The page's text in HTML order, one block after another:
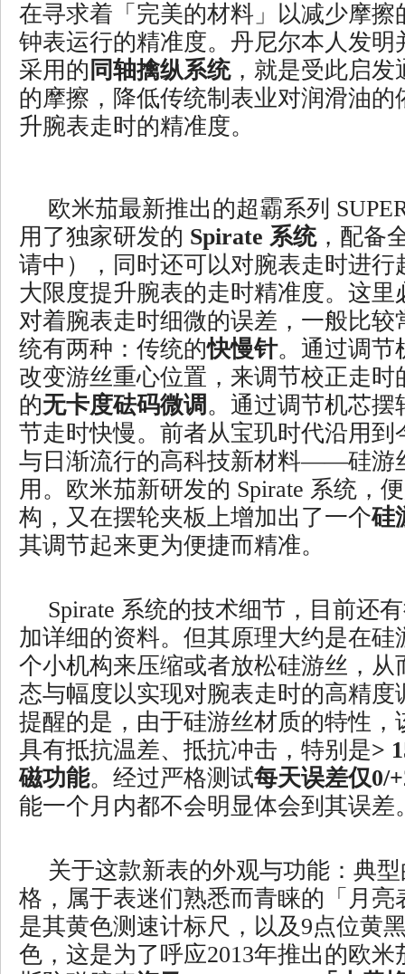
在寻求着「完美的材料」以减少摩擦
钟表运行的精准度。丹尼尔本人发明
采用的 同轴擒纵系统，就是受此启发
的摩擦，降低传统制表业对润滑油的
升腕表走时的精准度。
欧米茄最新推出的超霸系列
用了独家研发的 Spirate 系统，配备
请中），同时还可以对腕表走时进行
大限度提升腕表的走时精准度。这里
对着腕表走时细微的误差，一般比较
统有两种：传统的快慢针。通过调节
改变游丝重心位置，来调节校正走时
的无卡度砝码微调 。通过调节机芯摆
节走时快慢。前者从宝玑时代沿用到
与日渐流行的高科技新材料——硅游
用。欧米茄新研发的 Spirate 系统，
构，又在摆轮夹板上增加出了一个硅
其调节起来更为便捷而精准。
Spirate 系统的技术细节，目前还
加详细的资料。但其原理大约是在硅
个小机构来压缩或者放松硅游丝，从
态与幅度以实现对腕表走时的高精度
提醒的是，由于硅游丝材质的特性，
具有抵抗温差、抵抗冲击，特别是>
磁功能。经过严格测试每天误差仅0/
能一个月内都不会明显体会到其误差
关于这款新表的外观与功能：典
格，属于表迷们熟悉而青睐的「月亮
是其黄色测速计标尺，以及9点位黄
色，这是为了呼应2013年推出的欧米